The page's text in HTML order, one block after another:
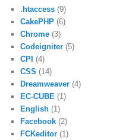
.htaccess (9)
CakePHP (6)
Chrome (3)
Codeigniter (5)
CPI (4)
CSS (14)
Dreamweaver (4)
EC-CUBE (1)
English (1)
Facebook (2)
FCKeditor (1)